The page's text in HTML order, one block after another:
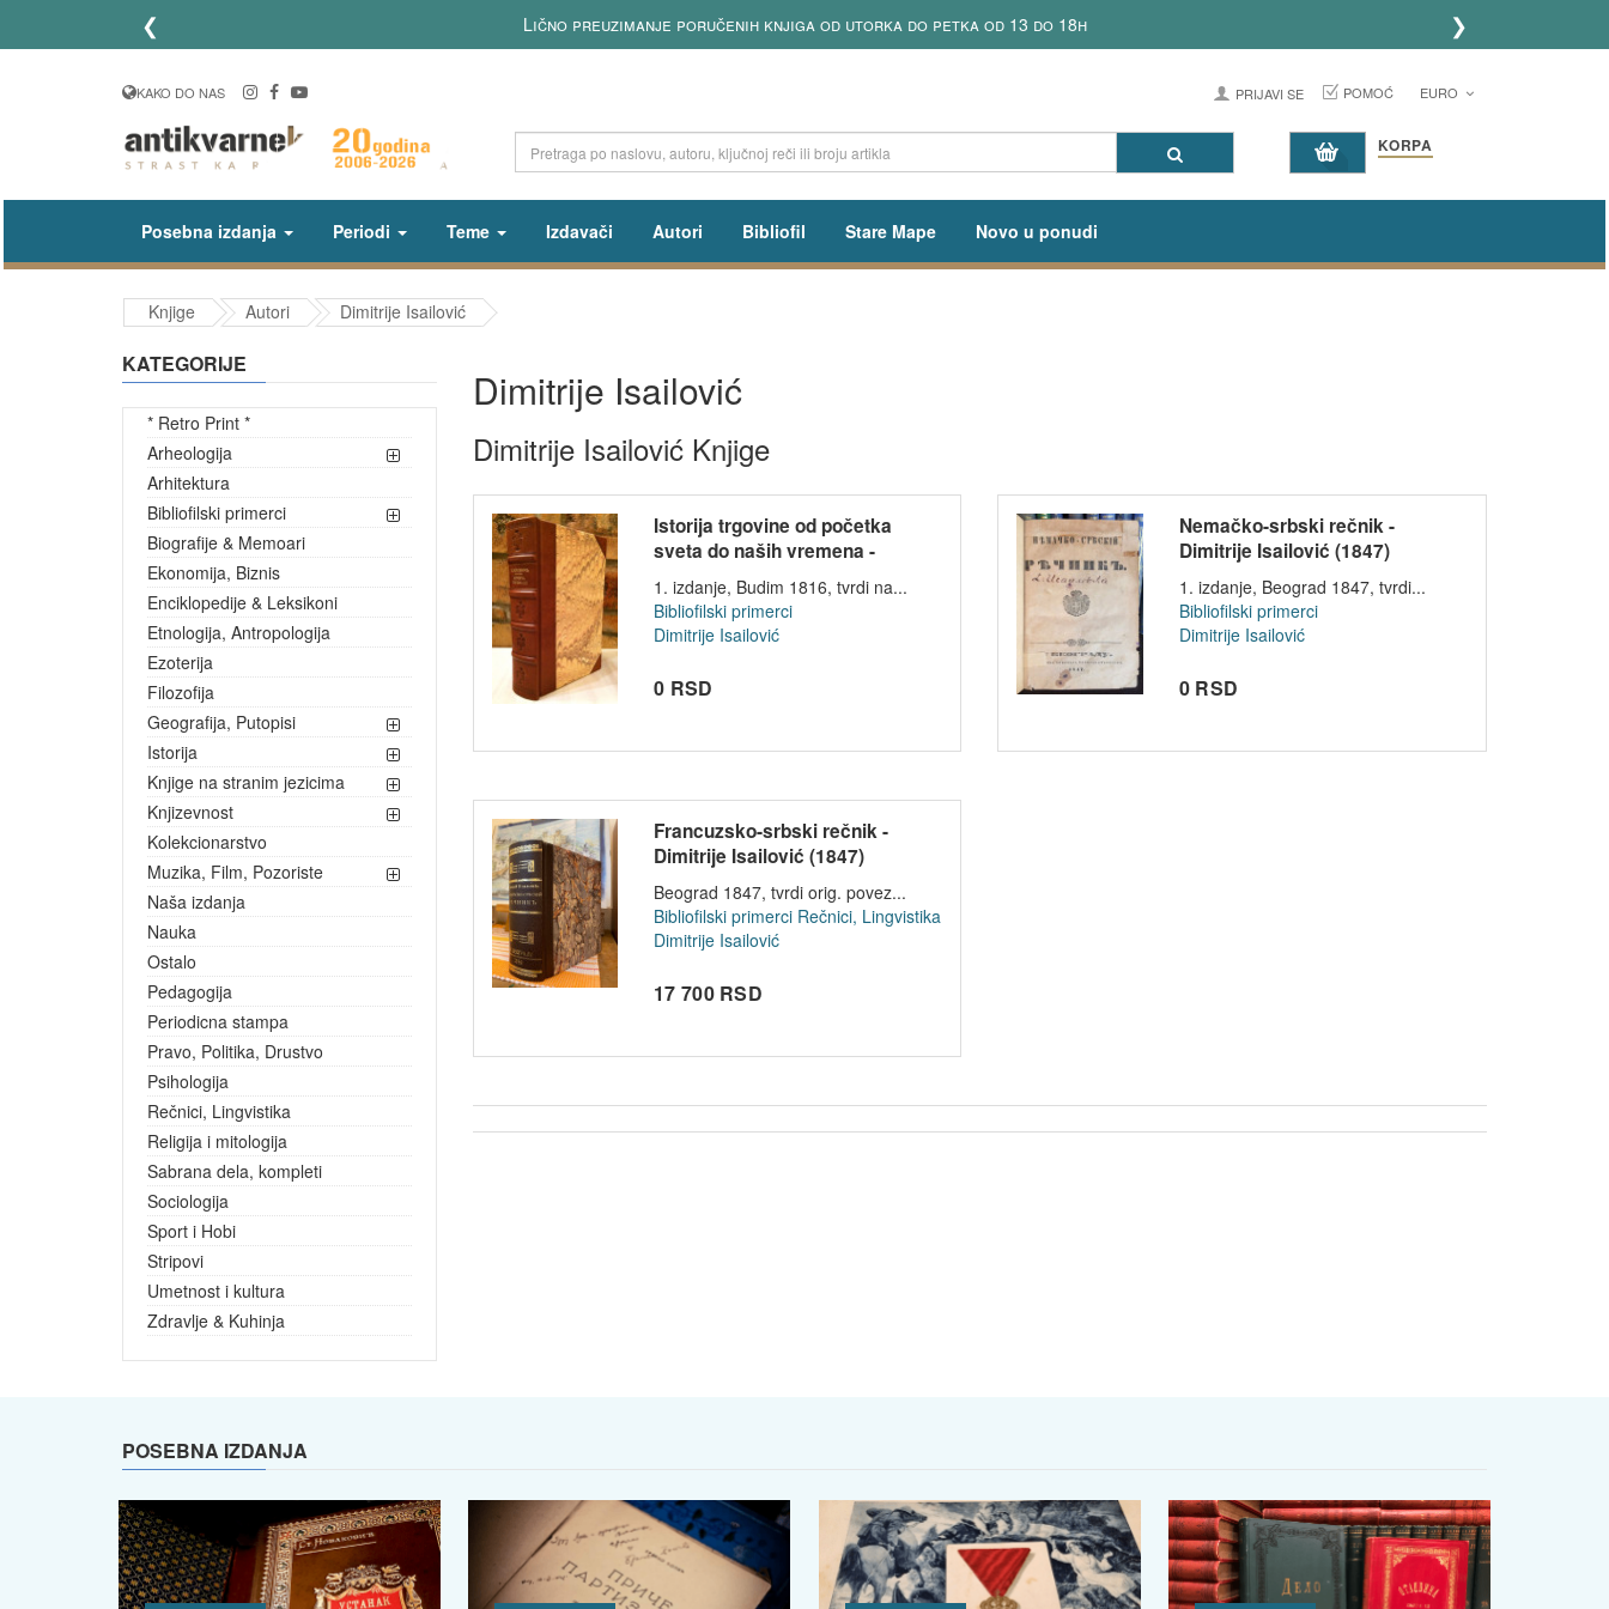
❮ Lično preuzimanje poručenih knjiga od utorka do petka od 13 do 18h ❯
KAKO DO NAS PRIJAVI SE POMOĆ EURO
KORPA
Posebna izdanja Periodi Teme Izdavači Autori Bibliofil Stare Mape Novo u ponudi
Knjige Autori Dimitrije Isailović
KATEGORIJE
* Retro Print *
Arheologija
Arhitektura
Bibliofilski primerci
Biografije & Memoari
Ekonomija, Biznis
Enciklopedije & Leksikoni
Etnologija, Antropologija
Ezoterija
Filozofija
Geografija, Putopisi
Istorija
Knjige na stranim jezicima
Knjizevnost
Kolekcionarstvo
Muzika, Film, Pozoriste
Naša izdanja
Nauka
Ostalo
Pedagogija
Periodicna stampa
Pravo, Politika, Drustvo
Psihologija
Rečnici, Lingvistika
Religija i mitologija
Sabrana dela, kompleti
Sociologija
Sport i Hobi
Stripovi
Umetnost i kultura
Zdravlje & Kuhinja
Dimitrije Isailović
Dimitrije Isailović Knjige
Istorija trgovine od početka
sveta do naših vremena -
Dimitr...
1. izdanje, Budim 1816, tvrdi na...
Bibliofilski primerci
Dimitrije Isailović
0 RSD
Nemačko-srbski rečnik -
Dimitrije Isailović (1847)
1. izdanje, Beograd 1847, tvrdi...
Bibliofilski primerci
Dimitrije Isailović
0 RSD
Francuzsko-srbski rečnik -
Dimitrije Isailović (1847)
Beograd 1847, tvrdi orig. povez...
Bibliofilski primerci Rečnici, Lingvistika
Dimitrije Isailović
17 700 RSD
POSEBNA IZDANJA